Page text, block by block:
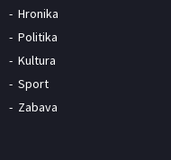
Hronika
Politika
Kultura
Sport
Zabava